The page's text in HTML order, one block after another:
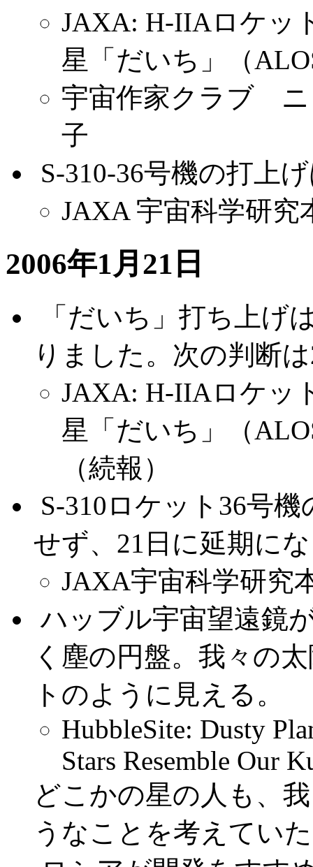
JAXA: H-IIAロケッ
星「だいち」（
宇宙作家クラブ ニ
子
S-310-36号機の打上
JAXA 宇宙科学研究
2006年1月21日
「だいち」打ち上げ
りました。次の判断
JAXA: H-IIAロケッ
星「だいち」（
（続報）
S-310ロケット36号
せず、21日に延期に
JAXA宇宙科学研究
.ハッブル宇宙望遠鏡
く塵の円盤。我々の
トのように見える。
HubbleSite: Dusty
Stars Resemble Our
どこかの星の人も、
うなことを考えてい